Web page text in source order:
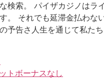
検索。 パイザカジノは
。 それでも延滞金払わ
告さ人生を通じて私たち
トボーナスなし